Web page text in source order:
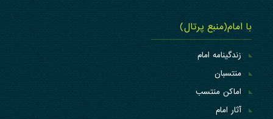
با امام(منبع پرتال)
زندگینامه امام
منتسبان
اماکن منتسب
آثار امام